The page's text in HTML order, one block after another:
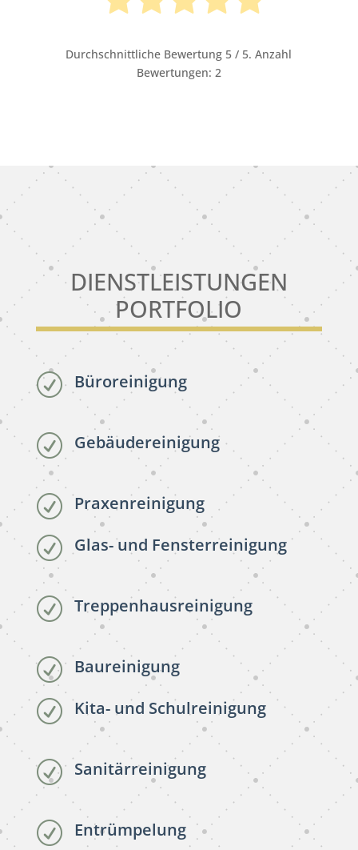
Durchschnittliche Bewertung 5 / 5. Anzahl
Bewertungen: 2
DIENSTLEISTUNGEN
PORTFOLIO
R Büroreinigung
R Gebäudereinigung
R Praxenreinigung
R Glas- und Fensterreinigung
R Treppenhausreinigung
R Baureinigung
R Kita- und Schulreinigung
R Sanitärreinigung
R Entrümpelung